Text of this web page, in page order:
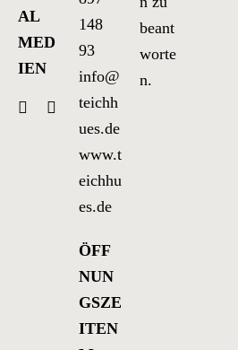
AL
MED
IEN
148
93
info@
teichh
ues.de
www.t
eichhu
es.de
ÖFF
NUN
GSZE
ITEN
beant
worte
n.